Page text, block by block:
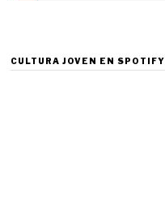
CULTURA JOVEN EN SPOTIFY